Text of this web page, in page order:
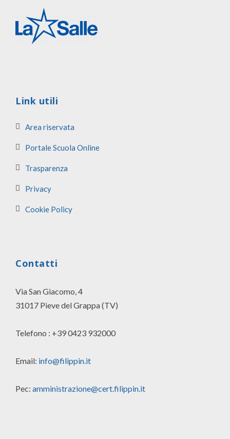
Link utili
Area riservata
Portale Scuola Online
Trasparenza
Privacy
Cookie Policy
Contatti
Via San Giacomo, 4
31017 Pieve del Grappa (TV)
Telefono : +39 0423 932000
Email: info@filippin.it
Pec: amministrazione@cert.filippin.it